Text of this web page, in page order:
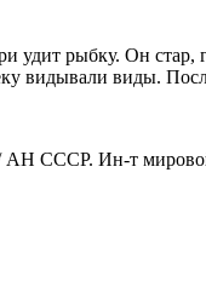
рыбку. Он стар,
видывали виды.
/ АН СССР. Ин-т